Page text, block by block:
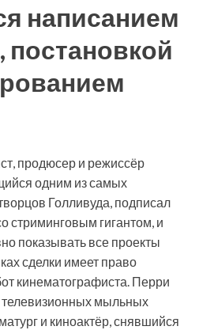
написанием
постановкой
продюсер и режиссёр
одним из самых
Голливуда, подписал
стриминговым гигантом, и
показывать все проекты
сделки имеет право
кинематографиста. Перри
телевизионных мыльных
и киноактёр, снявшийся